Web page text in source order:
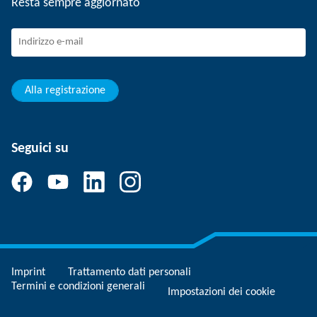
Sistema di canali per i reclami
Giovani professionisti
Apprendista
Resta sempre aggiornato
Alla registrazione
Seguici su
Imprint
Trattamento dati personali
Termini e condizioni generali
Impostazioni dei cookie